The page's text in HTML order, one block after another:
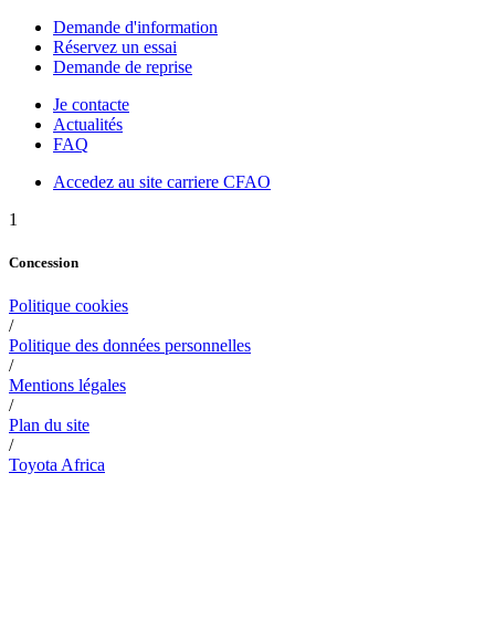
Demande d'information
Réservez un essai
Demande de reprise
Je contacte
Actualités
FAQ
Accedez au site carriere CFAO
1
Concession
Politique cookies
/
Politique des données personnelles
/
Mentions légales
/
Plan du site
/
Toyota Africa